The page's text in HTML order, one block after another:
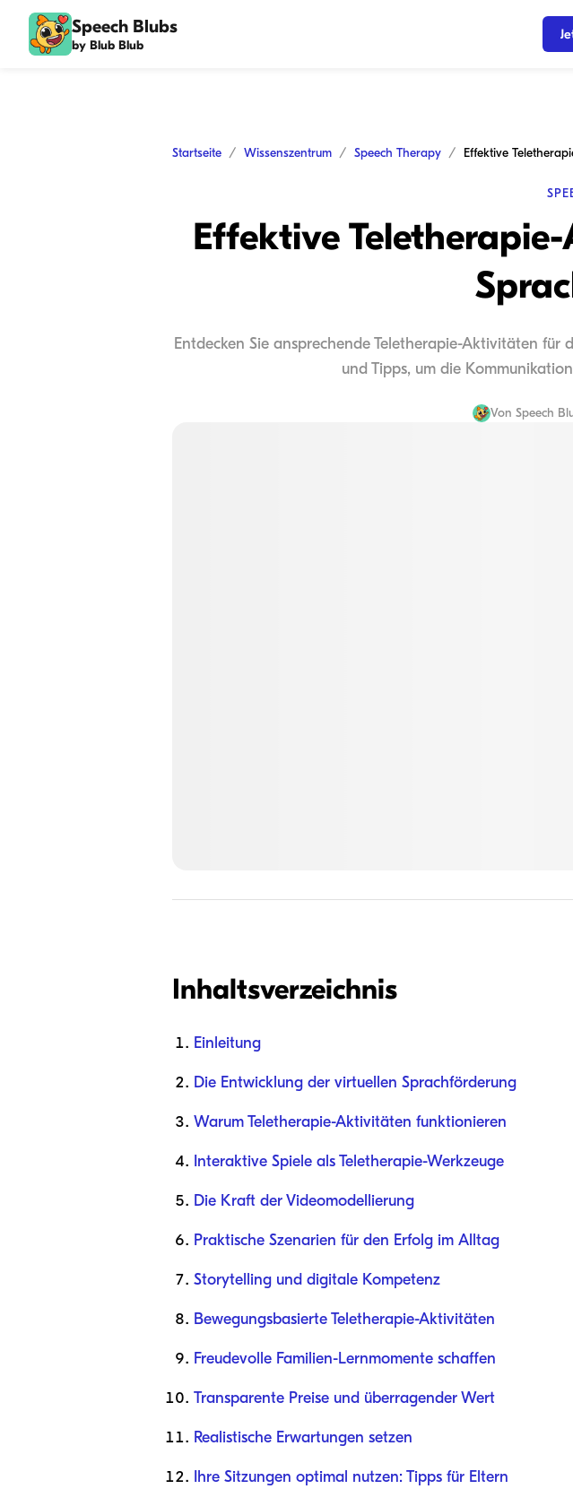
Speech Blubs
by Blub Blub
Startseite Wissenszentrum Speech Therapy
Effektive
Entdecken Sie ansprechende Teletherapie-Aktivitäten
und Tipps, um die
Von Speech
Inhaltsverzeichnis
Einleitung
Die Entwicklung der virtuellen Sprachförderung
Warum Teletherapie-Aktivitäten funktionieren
Interaktive Spiele als Teletherapie-Werkzeuge
Die Kraft der Videomodellierung
Praktische Szenarien für den Erfolg im Alltag
Storytelling und digitale Kompetenz
Bewegungsbasierte Teletherapie-Aktivitäten
Freudevolle Familien-Lernmomente schaffen
Transparente Preise und überragender Wert
Realistische Erwartungen setzen
Ihre Sitzungen optimal nutzen: Tipps für Eltern